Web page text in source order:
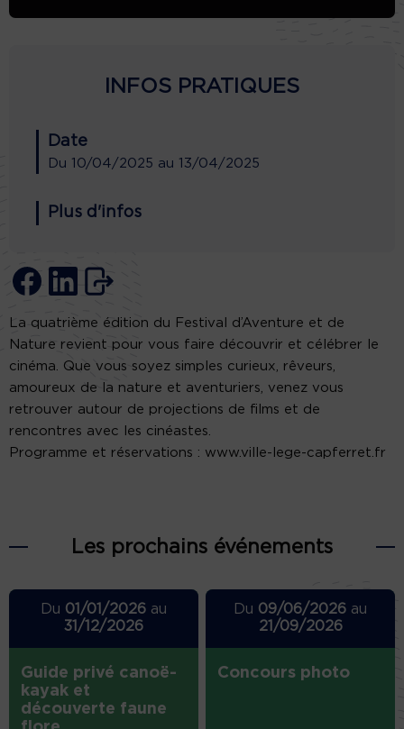
INFOS PRATIQUES
Date
Du 10/04/2025 au 13/04/2025
Plus d'infos
La quatrième édition du Festival d’Aventure et de
Nature revient pour vous faire découvrir et célébrer le
cinéma. Que vous soyez simples curieux, rêveurs,
amoureux de la nature et aventuriers, venez vous
retrouver autour de projections de films et de
rencontres avec les cinéastes.
Programme et réservations : www.ville-lege-capferret.fr
Les prochains événements
Du 01/01/2026au
31/12/2026
Guide privé canoë-
kayak et
découverte faune
Du 09/06/2026 au
21/09/2026
Concours photo